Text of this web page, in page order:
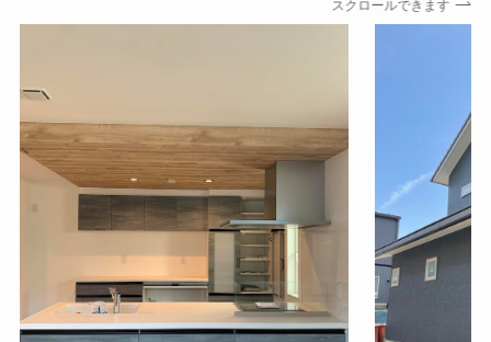
スクロールできます